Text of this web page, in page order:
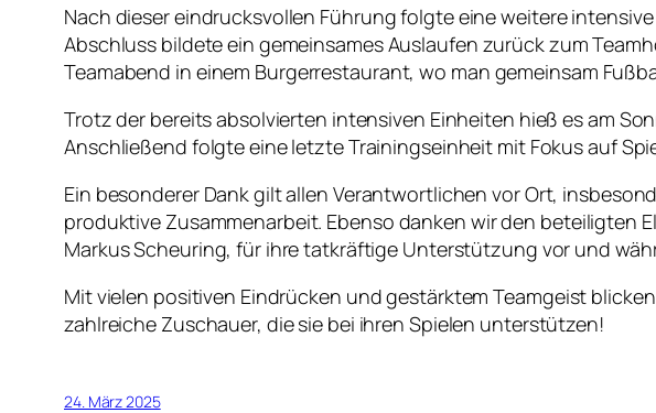
Nach dieser eindrucksvollen Führung folgte eine weitere
Abschluss bildete ein gemeinsames Auslaufen zurück zum
Teamabend in einem Burgerrestaurant, wo man gemeinsam
Trotz der bereits absolvierten intensiven Einheiten hieß es am
Anschließend folgte eine letzte Trainingseinheit mit Fokus auf
Ein besonderer Dank gilt allen Verantwortlichen vor Ort,
produktive Zusammenarbeit. Ebenso danken wir den beteiligten
Markus Scheuring, für ihre tatkräftige Unterstützung vor und
Mit vielen positiven Eindrücken und gestärktem Teamgeist
zahlreiche Zuschauer, die sie bei ihren Spielen unterstützen!
24. März 2025